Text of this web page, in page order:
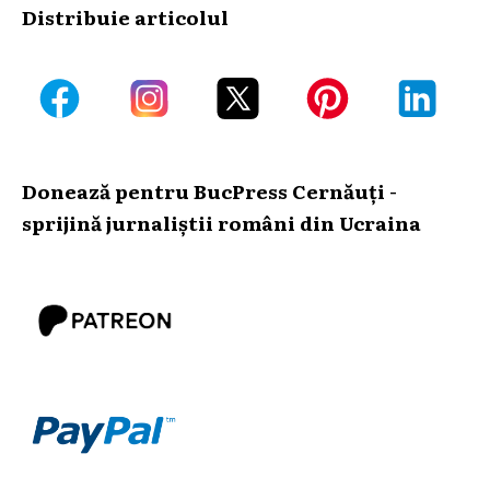
Distribuie articolul
Donează pentru BucPress Cernăuți -
sprijină jurnaliștii români din Ucraina